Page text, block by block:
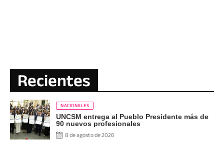
Recientes
NACIONALES
UNCSM entrega al Pueblo Presidente más de
90 nuevos profesionales
8 de agosto de 2026